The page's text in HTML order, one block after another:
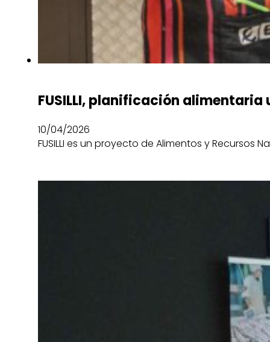
FUSILLI, planificación alimentaria
10/04/2026
FUSILLI es un proyecto de Alimentos y